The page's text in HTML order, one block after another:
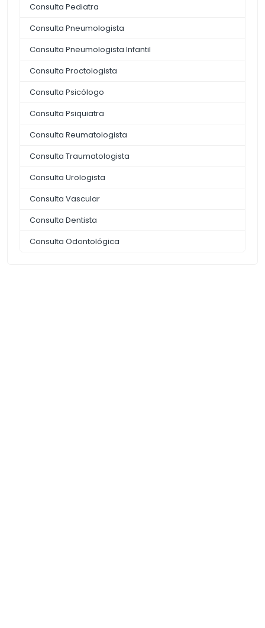
Consulta Pediatra
Consulta Pneumologista
Consulta Pneumologista Infantil
Consulta Proctologista
Consulta Psicólogo
Consulta Psiquiatra
Consulta Reumatologista
Consulta Traumatologista
Consulta Urologista
Consulta Vascular
Consulta Dentista
Consulta Odontológica